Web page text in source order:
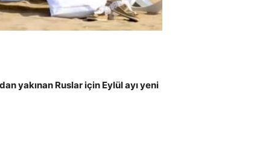
yakınan Ruslar için Eylül ayı yeni